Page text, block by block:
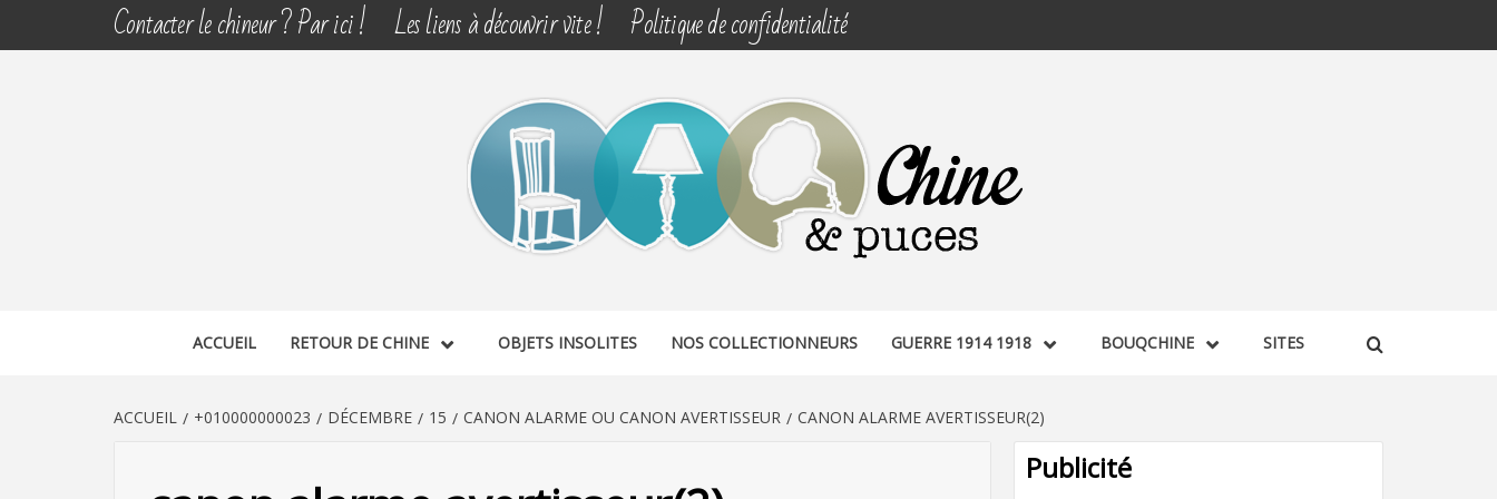
Contacter le chineur ? Par ici ! Les liens à découvrir vite ! Politique de confidentialité
CHINE & PUCES
ACCUEIL RETOUR DE CHINE OBJETS INSOLITES NOS COLLECTIONNEURS GUERRE 1914 1918 BOUQCHINE SITES
ACCUEIL +010000000023 DÉCEMBRE 15 CANON ALARME OU CANON AVERTISSEUR CANON ALARME AVERTISSEUR(2)
Publicité